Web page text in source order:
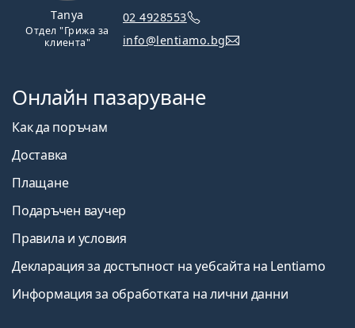
Tanya
Отдел "Грижа за
клиента"
02 4928553
info@lentiamo.bg
Онлайн пазаруване
Как да поръчам
Доставка
Плащане
Подаръчен ваучер
Правила и условия
Декларация за достъпност на уебсайта на Lentiamo
Информация за обработката на лични данни